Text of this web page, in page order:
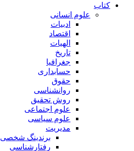
کتاب
علوم انسانی
ادبیات
اقتصاد
الهیات
تاریخ
جغرافیا
حسابداری
حقوق
روانشناسی
روش تحقیق
علوم اجتماعی
علوم سیاسی
مدیریت
برندینگ شخصی
رفتارشناسی